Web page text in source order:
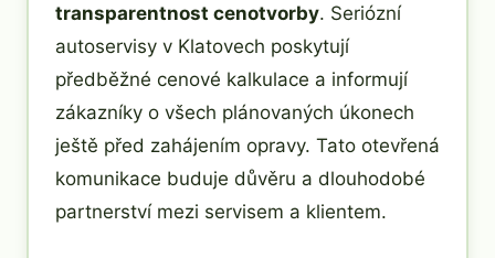
transparentnost cenotvorby. Seriózní
autoservisy v Klatovech poskytují
předběžné cenové kalkulace a informují
zákazníky o všech plánovaných úkonech
ještě před zahájením opravy. Tato otevřená
komunikace buduje důvěru a dlouhodobé
partnerství mezi servisem a klientem.